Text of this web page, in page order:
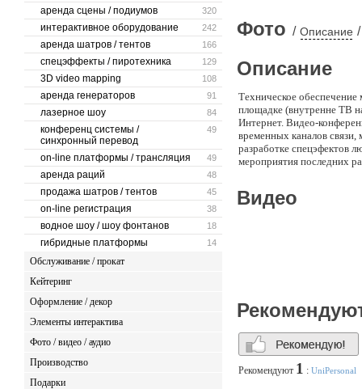
320
аренда сцены / подиумов
242
интерактивное оборудование
166
аренда шатров / тентов
129
спецэффекты / пиротехника
108
3D video mapping
91
аренда генераторов
84
лазерное шоу
49
конференц системы /
синхронный перевод
49
on-line платформы / трансляция
48
аренда раций
45
продажа шатров / тентов
38
on-line регистрация
18
водное шоу / шоу фонтанов
14
гибридные платформы
Обслуживание / прокат
Кейтеринг
Оформление / декор
Элементы интерактива
Фото / видео / аудио
Производство
Подарки
Фото / Описание /
Описание
Техническое
площадке (внутренне ТВ
Интернет. Видео-
временных каналов
разработке спецэфектов
мероприятия последних
Видео
Рекомендуют 1 : UniPersonal